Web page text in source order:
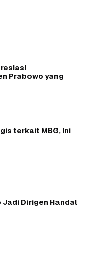
Prabowo yang
terkait MBG, Ini
Jadi Dirigen Handal